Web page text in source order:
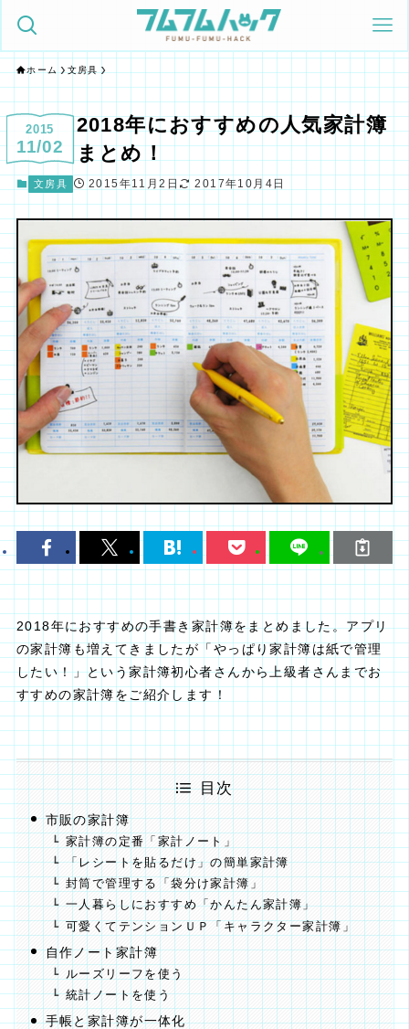
ホーム 文房具
2018年におすすめの人気家計簿
まとめ！
2015
11/02
文房具 2015年11月2日 2017年10月4日
2018年におすすめの手書き家計簿をまとめました。アプリ
の家計簿も増えてきましたが「やっぱり家計簿は紙で管理
したい！」という家計簿初心者さんから上級者さんまでお
すすめの家計簿をご紹介します！
目次
市販の家計簿
家計簿の定番「家計ノート」
「レシートを貼るだけ」の簡単家計簿
封筒で管理する「袋分け家計簿」
一人暮らしにおすすめ「かんたん家計簿」
可愛くてテンションＵＰ「キャラクター家計簿」
自作ノート家計簿
ルーズリーフを使う
統計ノートを使う
手帳と家計簿が一体化